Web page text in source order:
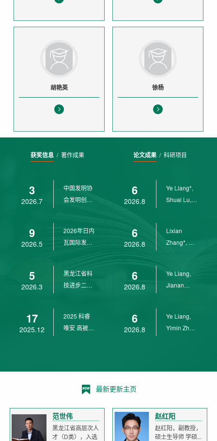
胡艳英 徐杨
获奖信息/ 著作成果
3
2026.7
中国发明协
会发明创业
9
2026.5
2026年日内
瓦国际发明
5
2026.3
黑龙江省科
技进步二等
17
2025.12
2025 科睿
唯安 高被引
论文成果/ 科研项目
6
2026.8
Ye Liang*,
Shuai Lu,
6
2026.8
Lixian
Zhang*, Ye
6
2026.8
Ye Liang,
Jianan
6
2026.8
Ye Liang,
Yimin Zhu,
最新更新主页
范世伟
黑龙江省高层次人
才（D类），入选
赵红阳
赵红阳，副教授，
硕士生导师 学硕...